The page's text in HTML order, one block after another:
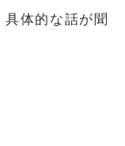
体的な話が聞